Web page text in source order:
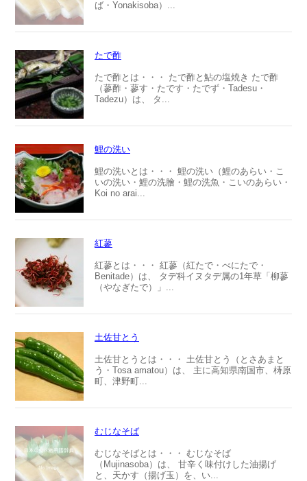
ば・Yonakisoba）...
たで酢
たで酢とは・・・ たで酢と鮎の塩焼き たで酢
（蓼酢・蓼す・たです・たでず・Tadesu・
Tadezu）は、 タ...
鯉の洗い
鯉の洗いとは・・・ 鯉の洗い（鯉のあらい・こ
いの洗い・鯉の洗膾・鯉の洗魚・こいのあらい・
Koi no arai...
紅蓼
紅蓼とは・・・ 紅蓼（紅たで・べにたで・
Benitade）は、 タデ科イヌタデ属の1年草「柳蓼
（やなぎたで）」...
土佐甘とう
土佐甘とうとは・・・ 土佐甘とう（とさあまと
う・Tosa amatou）は、 主に高知県南国市、梼原
町、津野町...
むじなそば
むじなそばとは・・・ むじなそば
（Mujinasoba）は、 甘辛く味付けした油揚げ
と、天かす（揚げ玉）を、い...